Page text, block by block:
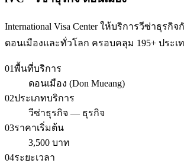
International Visa Center ให้บริการวีซ่าธุรกิ
ดอนเมืองและทั่วโลก ครอบคลุม 195+ ประเ
01พื้นที่บริการ
ดอนเมือง (Don Mueang)
02ประเภทบริการ
วีซ่าธุรกิจ — ธุรกิจ
03ราคาเริ่มต้น
3,500 บาท
04ระยะเวลา